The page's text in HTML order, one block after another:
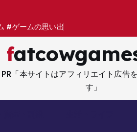
#ゲー ムの思い出
PR「本サイトはアフィリエイト広告
す」